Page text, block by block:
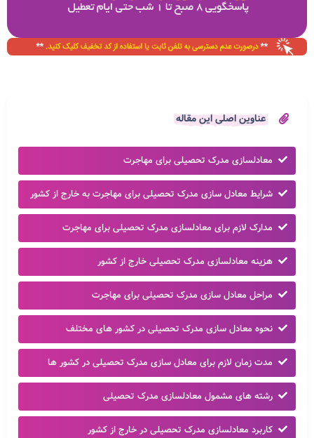
عناوین اصلی این مقاله
معادلسازی مدرک تحصیلی برای مهاجرت
شرایط معادل سازی مدرک تحصیلی برای مهاجرت به خارج از کشور
مدارک لازم برای معادلسازی مدرک تحصیلی برای مهاجرت
هزینه معادلسازی مدرک تحصیلی خارج از کشور
مراحل معادل سازی مدرک تحصیلی برای مهاجرت
نحوه معادل سازی مدرک تحصیلی در کشور های مختلف
مدت زمان لازم برای معادل سازی مدرک تحصیلی در کشور ها
رشته های مشمول معادلسازی مدرک تحصیلی
کاربرد معادلسازی مدرک تحصیلی در خارج از کشور